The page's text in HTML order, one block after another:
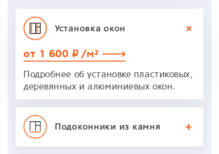
Установкаокон
от 1 600 p /м²
Подробнее об установке пластиковых,
деревянных и алюминиевых окон.
Подоконники из камня